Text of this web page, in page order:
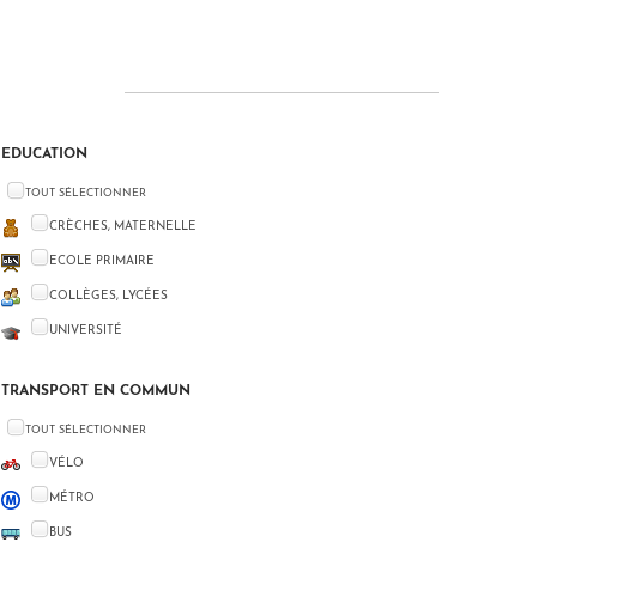
EDUCATION
TOUT SÉLECTIONNER
CRÈCHES, MATERNELLE
ECOLE PRIMAIRE
COLLÈGES, LYCÉES
UNIVERSITÉ
TRANSPORT EN COMMUN
TOUT SÉLECTIONNER
VÉLO
MÉTRO
BUS